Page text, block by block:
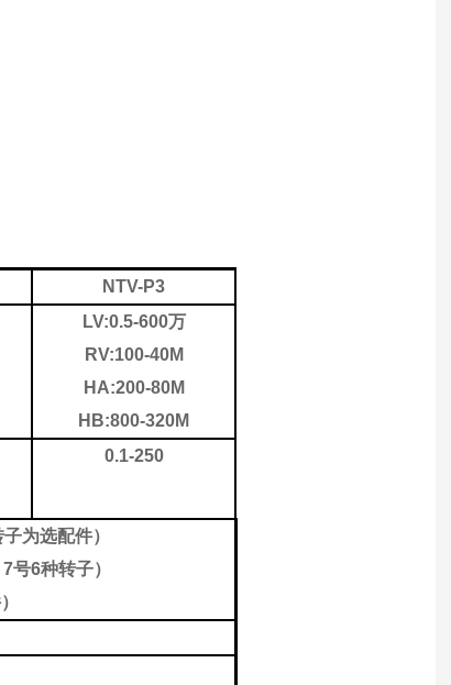
NTV-P3
LV:0.5-600万
RV:100-40M
HA:200-80M
HB:800-320M
0.1-250
为选配件）
号6种转子）